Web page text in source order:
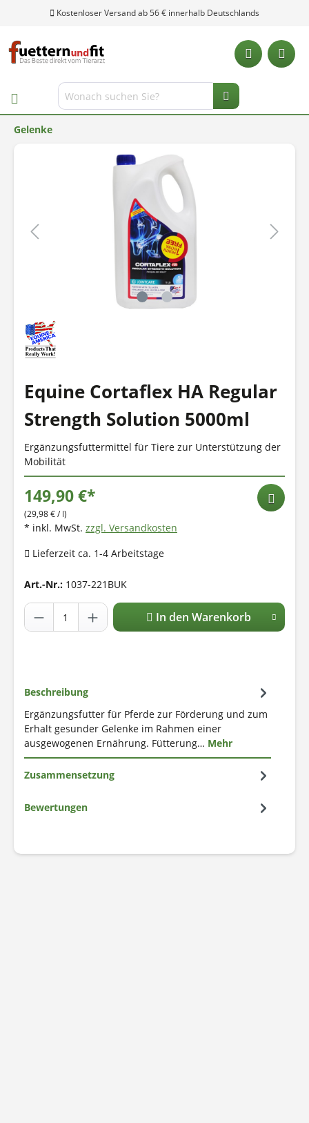
Kostenloser Versand ab 56 € innerhalb Deutschlands
Gelenke
Equine Cortaflex HA Regular
Strength Solution 5000ml
Ergänzungsfuttermittel für Tiere zur Unterstützung der
Mobilität
149,90 €*
(29,98 € / l)
* inkl. MwSt. zzgl. Versandkosten
Lieferzeit ca. 1-4 Arbeitstage
Art.-Nr.: 1037-221BUK
In den Warenkorb
Beschreibung
Ergänzungsfutter für Pferde zur Förderung und zum
Erhalt gesunder Gelenke im Rahmen einer
ausgewogenen Ernährung. Fütterung… Mehr
Zusammensetzung
Bewertungen